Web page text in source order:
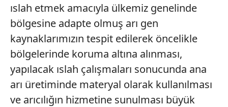
ıslah etmek amacıyla ülkemiz genelinde
bölgesine adapte olmuş arı gen
kaynaklarımızın tespit edilerek öncelikle
bölgelerinde koruma altına alınması,
yapılacak ıslah çalışmaları sonucunda ana
arı üretiminde materyal olarak kullanılması
ve arıcılığın hizmetine sunulması büyük